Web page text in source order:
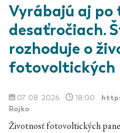
Vyrábajú aj po
desaťročiach.
rozhoduje o
fotovoltických
07. 08. 2026 18:00
Rojko
Životnosť fotovoltických